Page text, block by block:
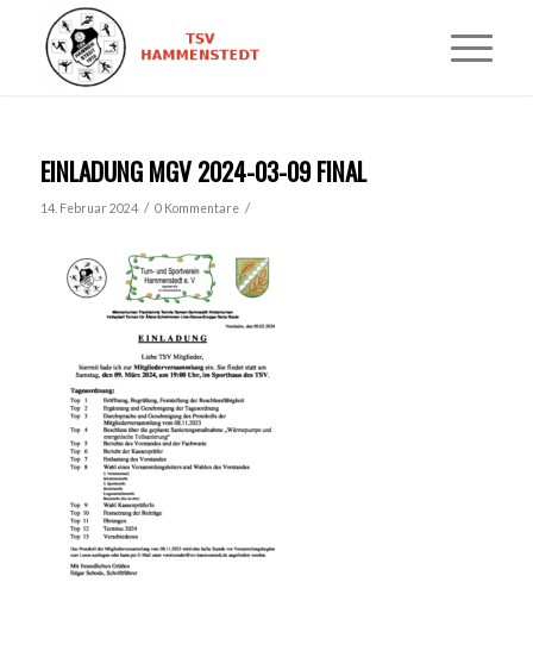
EINLADUNG MGV 2024-03-09 FINAL
14. Februar 2024 / 0 Kommentare /